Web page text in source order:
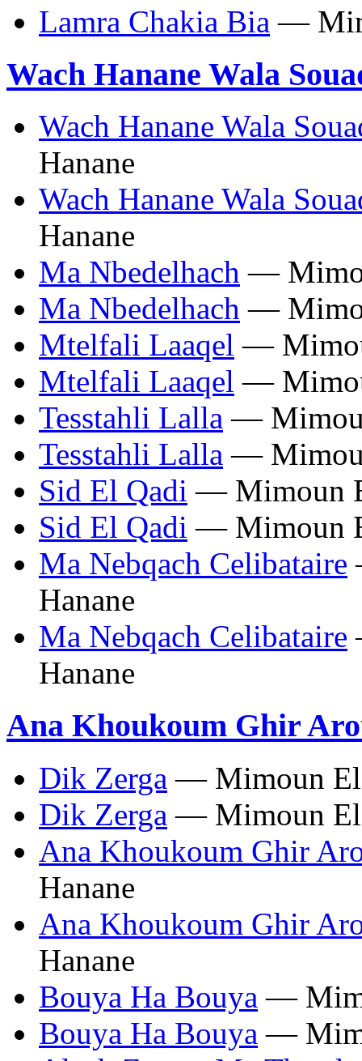
Lamra Chakia Bia —
Wach Hanane Wala
Wach Hanane Wala
Hanane
Wach Hanane Wala
Hanane
Ma Nbedelhach —
Ma Nbedelhach —
Mtelfali Laaqel —
Mtelfali Laaqel —
Tesstahli Lalla —
Tesstahli Lalla —
Sid El Qadi — Mimoun
Sid El Qadi — Mimoun
Ma Nebqach Celibataire
Hanane
Ma Nebqach Celibataire
Hanane
Ana Khoukoum Ghir
Dik Zerga — Mimoun El
Dik Zerga — Mimoun El
Ana Khoukoum Ghir
Hanane
Ana Khoukoum Ghir
Hanane
Bouya Ha Bouya —
Bouya Ha Bouya —